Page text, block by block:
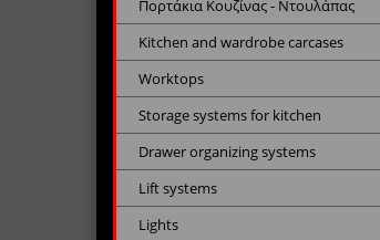
Πορτάκια Κουζίνας - Ντουλάπας
Kitchen and wardrobe carcases
Worktops
Storage systems for kitchen
Drawer organizing systems
Lift systems
Lights